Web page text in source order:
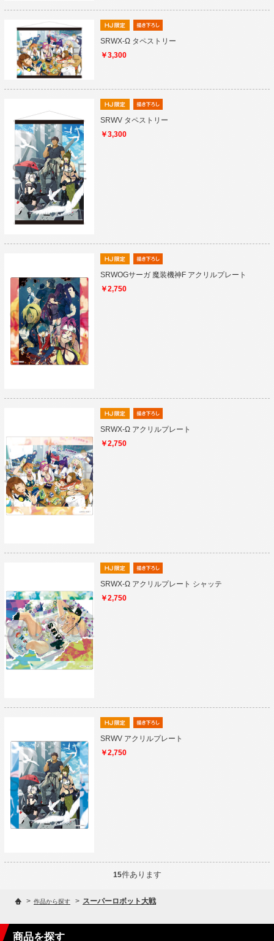
SRWX-Ω タペストリー
￥3,300
SRWV タペストリー
￥3,300
SRWOGサーガ 魔装機神F アクリルプレート
￥2,750
SRWX-Ω アクリルプレート
￥2,750
SRWX-Ω アクリルプレート シャッテ
￥2,750
SRWV アクリルプレート
￥2,750
15件あります
> 作品から探す > スーパーロボット大戦
商品を探す